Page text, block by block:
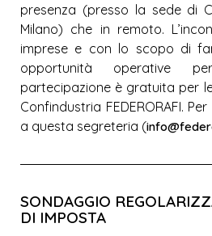
presenza (presso la sede di
Milano) che in remoto.
imprese e con lo scopo di
opportunità operative
partecipazione è gratuita per
Confindustria FEDERORAFI.
a questa segreteria (
SONDAGGIO
DI IMPOSTA